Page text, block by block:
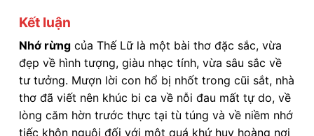
Kết luận
Nhớ rừng của Thế Lữ là một bài thơ đặc sắc, vừa
đẹp về hình tượng, giàu nhạc tính, vừa sâu sắc về
tư tưởng. Mượn lời con hổ bị nhốt trong cũi sắt, nhà
thơ đã viết nên khúc bi ca về nỗi đau mất tự do, về
lòng căm hờn trước thực tại tù túng và về niềm nhớ
tiếc khôn nguôi đối với một quá khứ huy hoàng nơi